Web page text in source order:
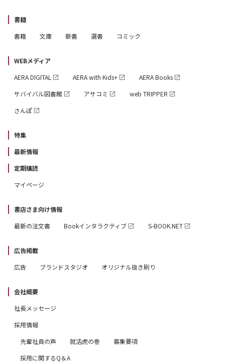
書籍
書籍
文庫 新書 選書 コミック
WEBメディア
AERA DIGITAL
AERA with Kids+
AERA Books
サバイバル図書館
アサコミ
web TRIPPER
さんぽ
特集
最新情報
定期購読
マイページ
書店さま向け情報
最新の注文書
Bookインタラクティブ S-BOOK.NET
広告掲載
広告
ブランドスタジオ オリジナル抜き刷り
会社概要
社長メッセージ
採用情報
先輩社員の声
就活虎の巻
募集要項
採用に関するQ＆A